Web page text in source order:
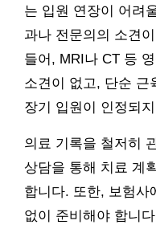
는 입원 연장이 어려
과나 전문의의 소견
들어, MRI나 CT 등
소견이 없고, 단순 근
장기 입원이 인정되
의료 기록을 철저히
상담을 통해 치료 계
합니다. 또한, 보험사
없이 준비해야 합니